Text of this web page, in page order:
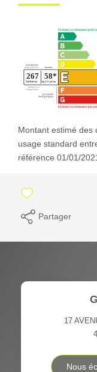
Montant estimé des
usage standard
référence 01/01/
Partager
17
Nous